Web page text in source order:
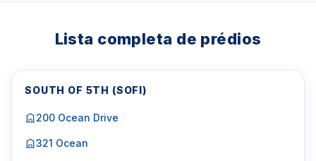
Lista completa de prédios
SOUTH OF 5TH (SOFI)
200 Ocean Drive
321 Ocean